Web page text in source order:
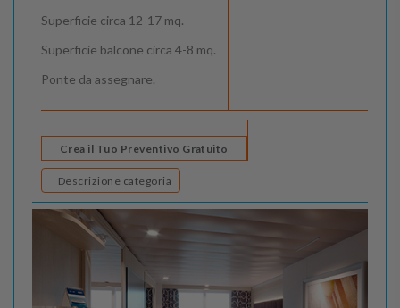
Superficie circa 12-17 mq.
Superficie balcone circa 4-8 mq.
Ponte da assegnare.
Crea il Tuo Preventivo Gratuito
Descrizione categoria